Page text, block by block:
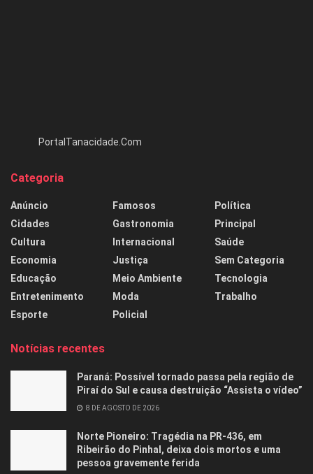
PortalTanacidade.Com
Categoria
Anúncio
Cidades
Cultura
Economia
Educação
Entretenimento
Esporte
Famosos
Gastronomia
Internacional
Justiça
Meio Ambiente
Moda
Policial
Política
Principal
Saúde
Sem Categoria
Tecnologia
Trabalho
Notícias recentes
Paraná: Possível tornado passa pela região de
Piraí do Sul e causa destruição “Assista o vídeo”
8 DE AGOSTO DE 2026
Norte Pioneiro: Tragédia na PR-436, em
Ribeirão do Pinhal, deixa dois mortos e uma
pessoa gravemente ferida